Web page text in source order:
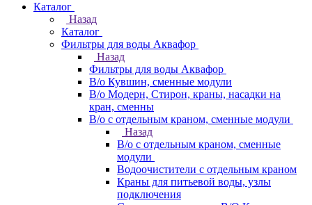
Каталог
Назад
Каталог
Фильтры для воды Аквафор
Назад
Фильтры для воды Аквафор
В/о Кувшин, сменные модули
В/о Модерн, Стирон, краны, насадки на
кран, сменны
В/о с отдельным краном, сменные модули
Назад
В/о с отдельным краном, сменные
модули
Водоочистители с отдельным краном
Краны для питьевой воды, узлы
подключения